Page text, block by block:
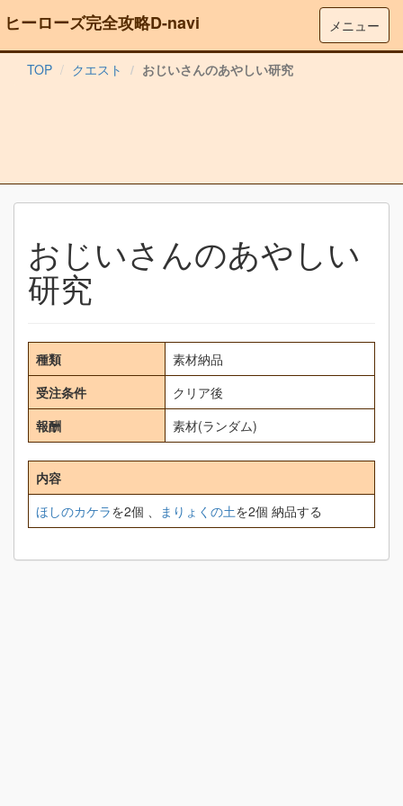
メニュー
ヒーローズ完全攻略D-navi
TOP クエスト おじいさんのあやしい研究
おじいさんのあやしい
研究
種類
素材納品
受注条件
クリア後
報酬
素材(ランダム)
内容
ほしのカケラを2個 、 まりょくの土を2個 納品する